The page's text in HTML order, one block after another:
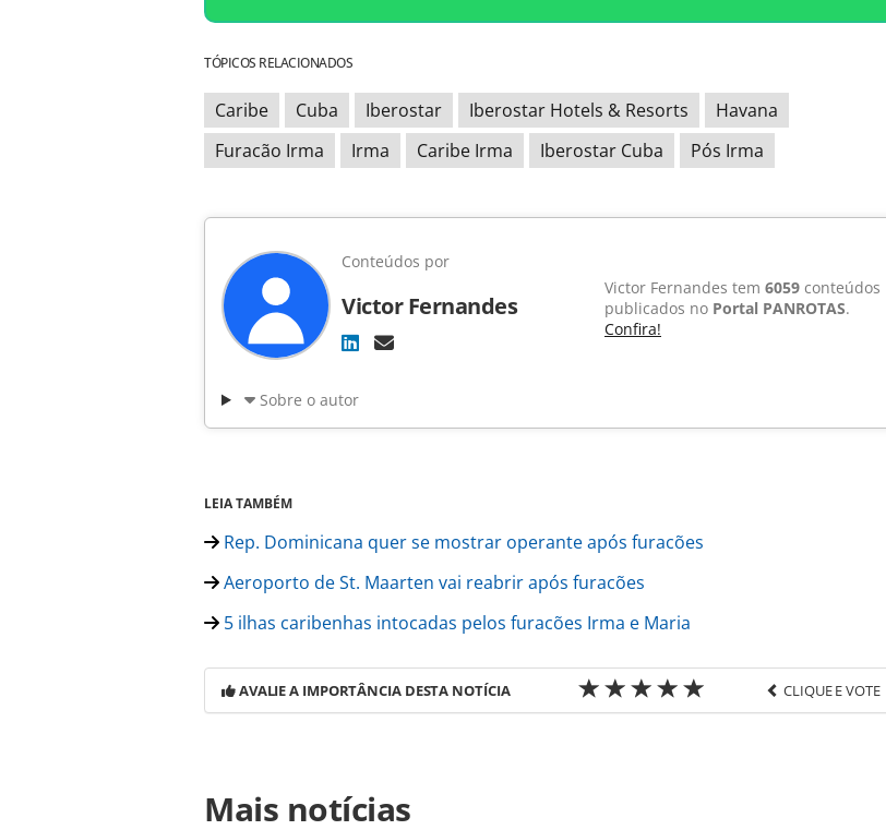
TÓPICOS RELACIONADOS
Caribe Cuba Iberostar Iberostar Hotels & Resorts
Havana
Furacão Irma
Irma Caribe Irma Iberostar Cuba Pós Irma
Conteúdos por
Victor Fernandes
Victor Fernandes tem 6059 conteúdos
publicados no Portal PANROTAS.
Confira!
Sobre o autor
LEIA TAMBÉM
Rep. Dominicana quer se mostrar operante após furacões
Aeroporto de St. Maarten vai reabrir após furacões
5 ilhas caribenhas intocadas pelos furacões Irma e Maria
AVALIE A IMPORTÂNCIA DESTA NOTÍCIA CLIQUE E VOTE
https://www.panrotas.com.br/noticia-turismo/hotelaria/2017/10/apos-irma-iberostar-
Mais notícias